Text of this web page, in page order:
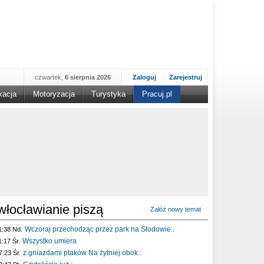
Zaloguj Zarejestruj
czwartek, 6 sierpnia 2026
Motoryzacja Turystyka Pracuj.pl
piszą Załóż nowy temat
Nd. Wczoraj przechodząc przez park na Słodowie..
Śr. Wszystko umiera
Śr. z gniazdami ptaków Na żytniej obok..